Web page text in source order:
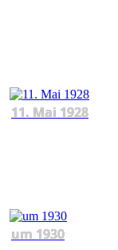
11. Mai 1928
um 1930